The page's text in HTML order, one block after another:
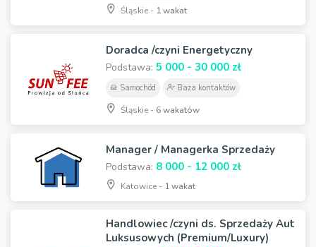
Śląskie - 1 wakat
Doradca /czyni Energetyczny
Podstawa: 5 000 - 30 000 zł
Samochód Baza kontaktów
Śląskie - 6 wakatów
Manager / Managerka Sprzedaży
Podstawa: 8 000 - 12 000 zł
Katowice - 1 wakat
Handlowiec /czyni ds. Sprzedaży Aut
Luksusowych (Premium/Luxury)